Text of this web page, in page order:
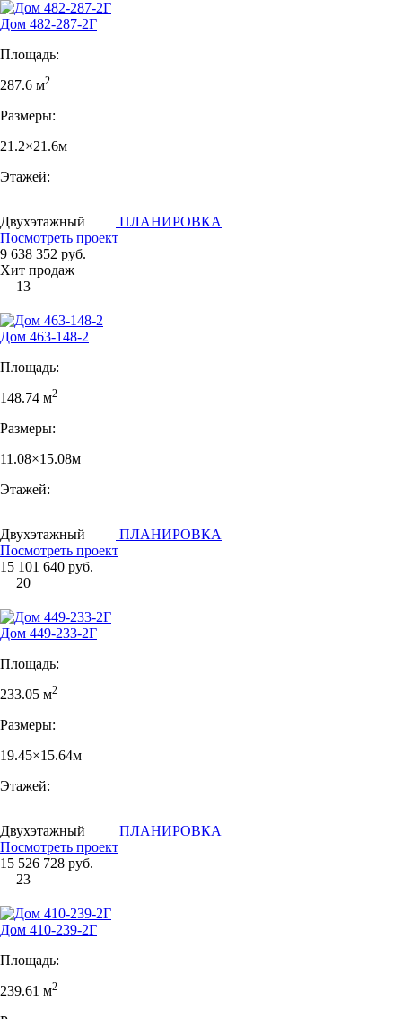
Дом 482-287-2Г
Площадь:
287.6 м2
Размеры:
21.2×21.6м
Этажей:
Двухэтажный
ПЛАНИРОВКА
Посмотреть проект
9 638 352 руб.
Хит продаж
13
Дом 463-148-2
Площадь:
148.74 м2
Размеры:
11.08×15.08м
Этажей:
Двухэтажный
ПЛАНИРОВКА
Посмотреть проект
15 101 640 руб.
20
Дом 449-233-2Г
Площадь:
233.05 м2
Размеры:
19.45×15.64м
Этажей:
Двухэтажный
ПЛАНИРОВКА
Посмотреть проект
15 526 728 руб.
23
Дом 410-239-2Г
Площадь:
239.61 м2